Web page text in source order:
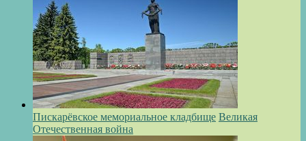
Пискарёвское мемориальное кладбище Великая
Отечественная война